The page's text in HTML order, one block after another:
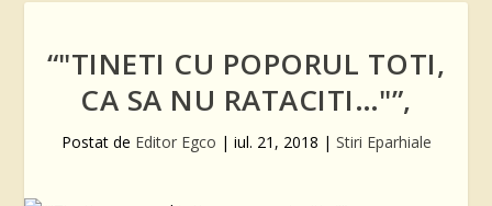
“"TINETI CU POPORUL TOTI,
CA SA NU RATACITI…"”,
Postat de Editor Egco | iul. 21, 2018 | Stiri Eparhiale